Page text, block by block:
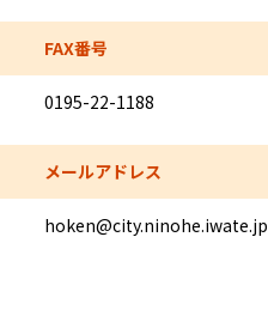
FAX番号
0195-22-1188
メールアドレス
hoken@city.ninohe.iwate.jp